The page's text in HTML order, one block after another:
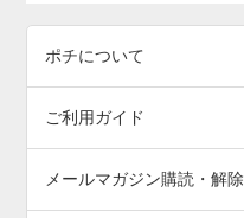
ポチについて
ご利用ガイド
メールマガジン購読・解除